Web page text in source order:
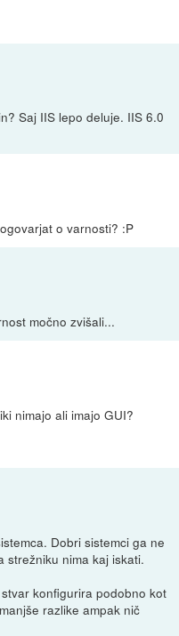
Saj IIS lepo deluje. IIS 6.0
o varnosti? :P
močno zvišali...
nimajo ali imajo GUI?
Dobri sistemci ga ne
strežniku nima kaj iskati.
konfigurira podobno kot
razlike ampak nič